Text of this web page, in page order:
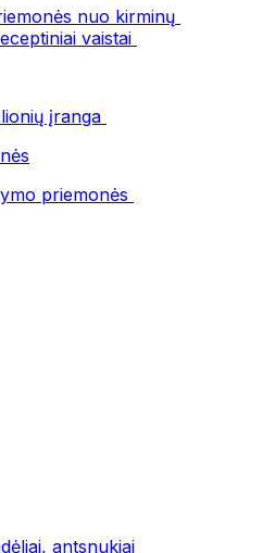
nuo kirminų
vaistai
įranga
priemonės
antsnukiai